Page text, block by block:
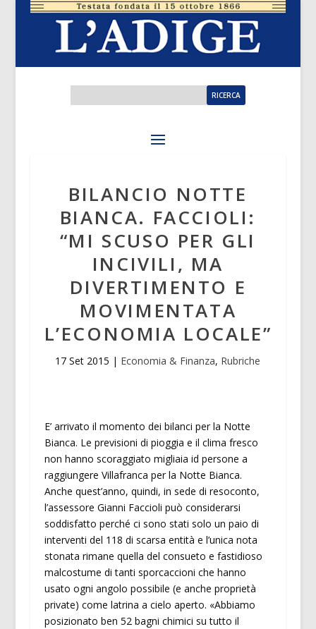
BILANCIO NOTTE
BIANCA. FACCIOLI:
“MI SCUSO PER GLI
INCIVILI, MA
DIVERTIMENTO E
MOVIMENTATA
L’ECONOMIA LOCALE”
17 Set 2015 | Economia & Finanza, Rubriche
E’ arrivato il momento dei bilanci per la Notte
Bianca. Le previsioni di pioggia e il clima fresco
non hanno scoraggiato migliaia id persone a
raggiungere Villafranca per la Notte Bianca.
Anche quest’anno, quindi, in sede di resoconto,
l’assessore Gianni Faccioli può considerarsi
soddisfatto perché ci sono stati solo un paio di
interventi del 118 di scarsa entità e l’unica nota
stonata rimane quella del consueto e fastidioso
malcostume di tanti sporcaccioni che hanno
usato ogni angolo possibile (e anche proprietà
private) come latrina a cielo aperto. «Abbiamo
posizionato ben 52 bagni chimici su tutto il